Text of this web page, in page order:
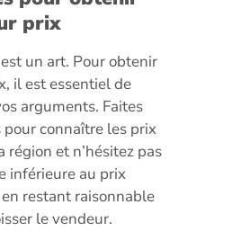
prix
un art. Pour obtenir
il est essentiel de
arguments. Faites
pour connaître les prix
région et n’hésitez pas
inférieure au prix
restant raisonnable
le vendeur.